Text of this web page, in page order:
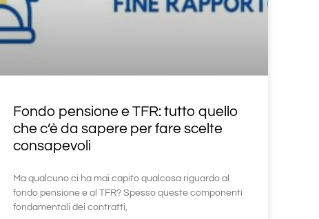
Fondo pensione e TFR: tutto quello
che c’è da sapere per fare scelte
consapevoli
Ma qualcuno ci ha mai capito qualcosa riguardo al
fondo pensione e al TFR? Spesso queste componenti
fondamentali dei contratti,